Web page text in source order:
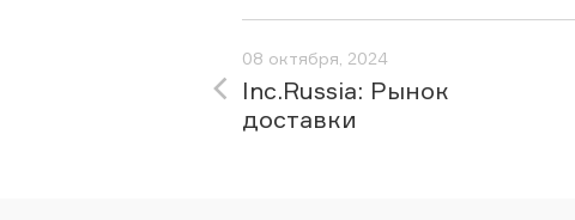
08 октября, 2024
Inc.Russia: Рынок
доставки